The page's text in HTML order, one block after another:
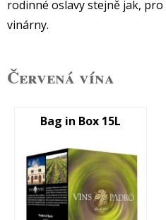
rodinné oslavy stejně jak,
vinárny.
Červená vína
Bag in Box 15L